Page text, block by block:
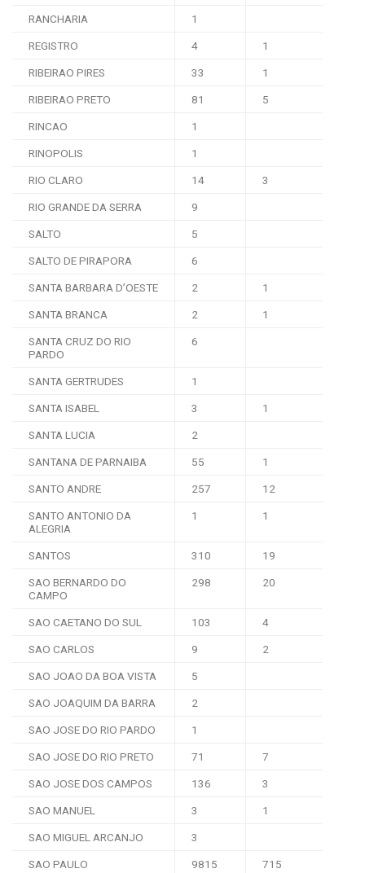
RANCHARIA 1
REGISTRO 4 1
RIBEIRAO PIRES 33 1
RIBEIRAO PRETO 81 5
RINCAO 1
RINOPOLIS 1
RIO CLARO 14 3
RIO GRANDE DA SERRA 9
SALTO 5
SALTO DE PIRAPORA 6
SANTA BARBARA D’OESTE 2 1
SANTA BRANCA 2 1
SANTA CRUZ DO RIO
PARDO
6
SANTA GERTRUDES 1
SANTA ISABEL 3 1
SANTA LUCIA 2
SANTANA DE PARNAIBA 55 1
SANTO ANDRE 257 12
SANTO ANTONIO DA
ALEGRIA
1 1
SANTOS 310 19
SAO BERNARDO DO
CAMPO
298 20
SAO CAETANO DO SUL 103 4
SAO CARLOS 9 2
SAO JOAO DA BOA VISTA 5
SAO JOAQUIM DA BARRA 2
SAO JOSE DO RIO PARDO 1
SAO JOSE DO RIO PRETO 71 7
SAO JOSE DOS CAMPOS 136 3
SAO MANUEL 3 1
SAO MIGUEL ARCANJO 3
SAO PAULO 9815 715